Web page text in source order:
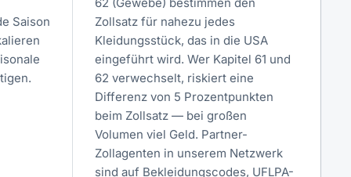
Saison
Zollsatz für nahezu jedes
Kleidungsstück, das in die USA
eingeführt wird. Wer Kapitel 61 und
62 verwechselt, riskiert eine
Differenz von 5 Prozentpunkten
beim Zollsatz — bei großen
Volumen viel Geld. Partner-
Zollagenten in unserem Netzwerk
sind auf Bekleidungscodes, UFLPA-